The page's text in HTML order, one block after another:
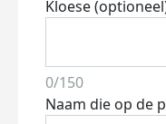
Kloese
0/150
Naam die op de